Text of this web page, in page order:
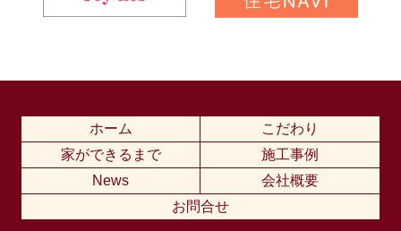
ホーム
こだわり
家ができるまで
施工事例
News
会社概要
お問合せ